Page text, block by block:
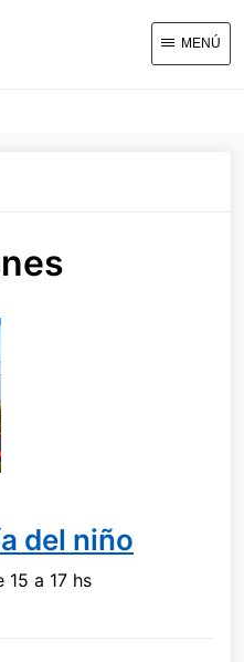
MENÚ
del niño
15 a 17 hs